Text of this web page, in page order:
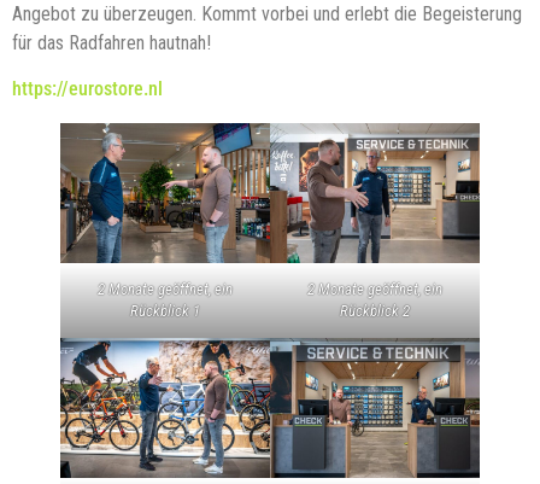
Angebot zu überzeugen. Kommt vorbei und erlebt die Begeisterung
für das Radfahren hautnah!
https://eurostore.nl
2 Monate geöffnet, ein
Rückblick 1
2 Monate geöffnet, ein
Rückblick 2